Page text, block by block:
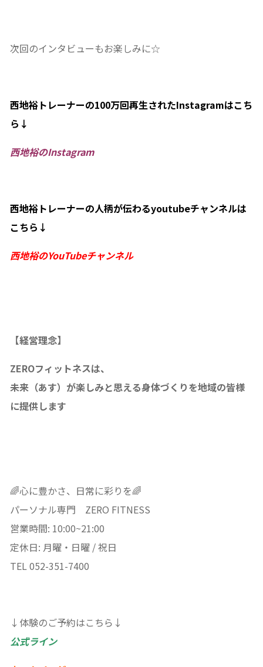
次回のインタビューもお楽しみに☆
西地裕トレーナーの100万回再生されたInstagramはこち
ら↓
西地裕のInstagram
西地裕トレーナーの人柄が伝わるyoutubeチャンネルは
こちら↓
西地裕のYouTubeチャンネル
【経営理念】
ZEROフィットネスは、
未来（あす）が楽しみと思える身体づくりを地域の皆様
に提供します
🌈心に豊かさ、日常に彩りを🌈
パーソナル専門 ZERO FITNESS
営業時間: 10:00~21:00
定休日: 月曜・日曜 / 祝日
TEL 052-351-7400
↓体験のご予約はこちら↓
公式ライン